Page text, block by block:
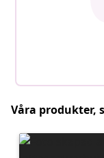
Våra produkter,